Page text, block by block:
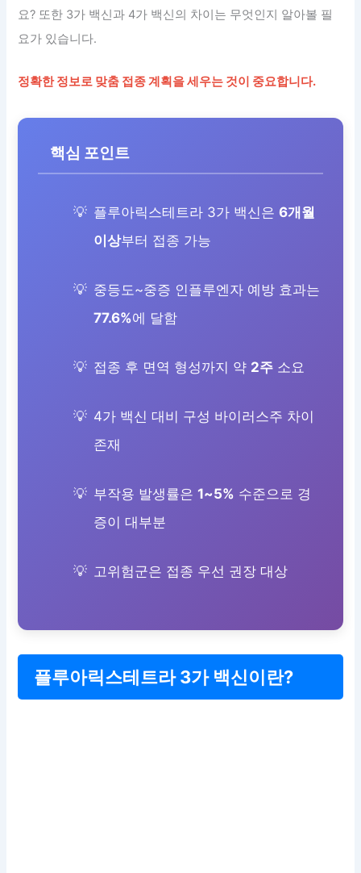
요? 또한 3가 백신과 4가 백신의 차이는 무엇인지 알아볼 필
요가 있습니다.
정확한 정보로 맞춤 접종 계획을 세우는 것이 중요합니다.
핵심 포인트
플루아릭스테트라 3가 백신은6개월
이상부터 접종 가능
중등도~중증 인플루엔자 예방 효과는
77.6%에 달함
접종 후 면역 형성까지 약 2주 소요
4가 백신 대비 구성 바이러스주 차이
존재
부작용 발생률은 1~5% 수준으로 경
증이 대부분
고위험군은 접종 우선 권장 대상
플루아릭스테트라 3가 백신이란?